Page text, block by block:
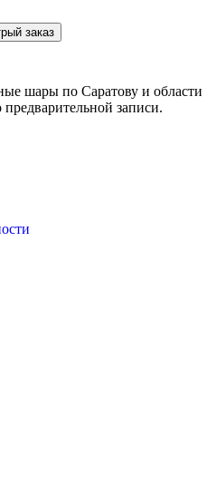
заказ
шары по Саратову и области
предварительной записи.